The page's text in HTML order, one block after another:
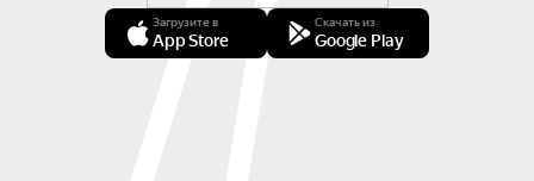
Загрузите в
App Store
Скачать из
Google Play